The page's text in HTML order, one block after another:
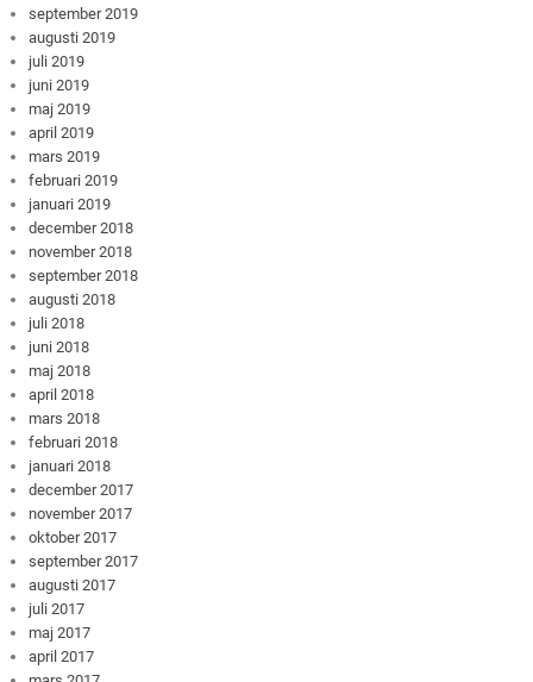
september 2019
augusti 2019
juli 2019
juni 2019
maj 2019
april 2019
mars 2019
februari 2019
januari 2019
december 2018
november 2018
september 2018
augusti 2018
juli 2018
juni 2018
maj 2018
april 2018
mars 2018
februari 2018
januari 2018
december 2017
november 2017
oktober 2017
september 2017
augusti 2017
juli 2017
maj 2017
april 2017